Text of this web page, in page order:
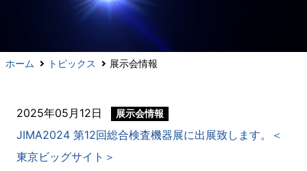
ホーム トピックス 展示会情報
2025年05月12日 展示会情報
JIMA2024 第12回総合検査機器展に出展致します。＜
東京ビッグサイト＞